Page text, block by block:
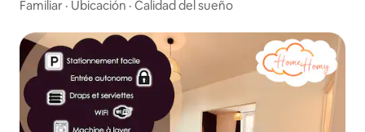
Familiar · Ubicación · Calidad del sueño